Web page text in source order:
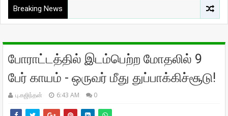
Breaking News
போராட்டத்தில் இடம்பெற்ற மோதலில் 9
பேர் காயம் - ஒருவர் மீது துப்பாக்கிச்சூடு!
பு.கஜிந்தன் 6:43 AM 0